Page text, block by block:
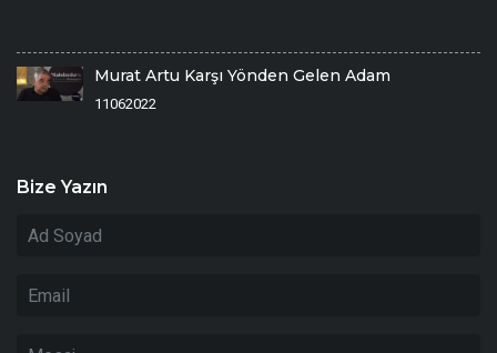
Murat Artu Karşı Yönden Gelen Adam
11062022
Bize Yazın